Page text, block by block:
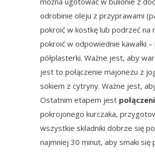
odrobinie oleju z przyprawami
pokroić w kostkę lub podrzeć na
pokroić w odpowiednie kawałki
półplasterki. Ważne jest, aby
jest to połączenie majonezu z
sokiem z cytryny. Ważne jest,
Ostatnim etapem jest
pokrojonego kurczaka,
wszystkie składniki dobrze się
najmniej 30 minut, aby smaki się